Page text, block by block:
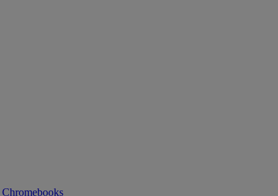
Chromebooks